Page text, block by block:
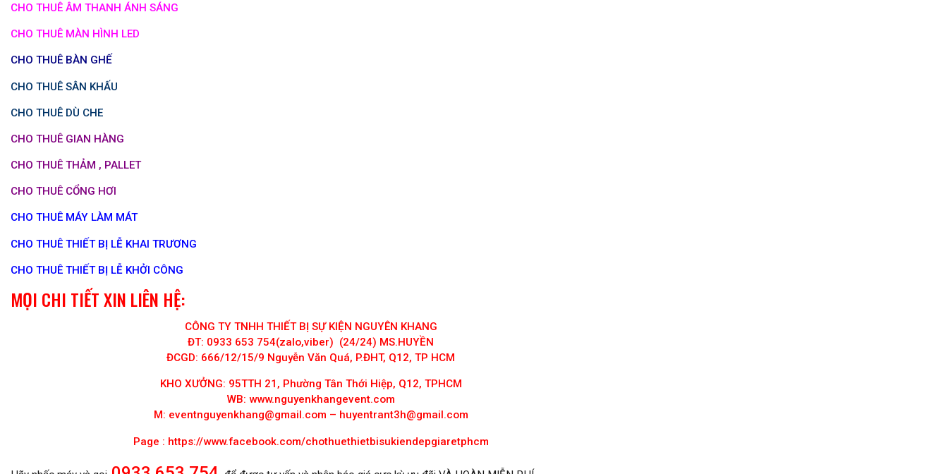
CHO THUÊ ÂM THANH ÁNH SÁNG
CHO THUÊ MÀN HÌNH LED
CHO THUÊ BÀN GHẾ
CHO THUÊ SÂN KHẤU
CHO THUÊ DÙ CHE
CHO THUÊ GIAN HÀNG
CHO THUÊ THẢM , PALLET
CHO THUÊ CỔNG HƠI
CHO THUÊ MÁY LÀM MÁT
CHO THUÊ THIẾT BỊ LỄ KHAI TRƯƠNG
CHO THUÊ THIẾT BỊ LỄ KHỞI CÔNG
MỌI CHI TIẾT XIN LIÊN HỆ:
CÔNG TY TNHH THIẾT BỊ SỰ KIỆN NGUYÊN KHANG
ĐT: 0933 653 754(zalo,viber) (24/24) MS.HUYỀN
ĐCGD: 666/12/15/9 Nguyễn Văn Quá, P.ĐHT, Q12, TP HCM
KHO XƯỞNG: 95TTH 21, Phường Tân Thới Hiệp, Q12, TPHCM
WB: www.nguyenkhangevent.com
M: eventnguyenkhang@gmail.com – huyentrant3h@gmail.com
Page : https://www.facebook.com/chothuethietbisukiendepgiaretphcm